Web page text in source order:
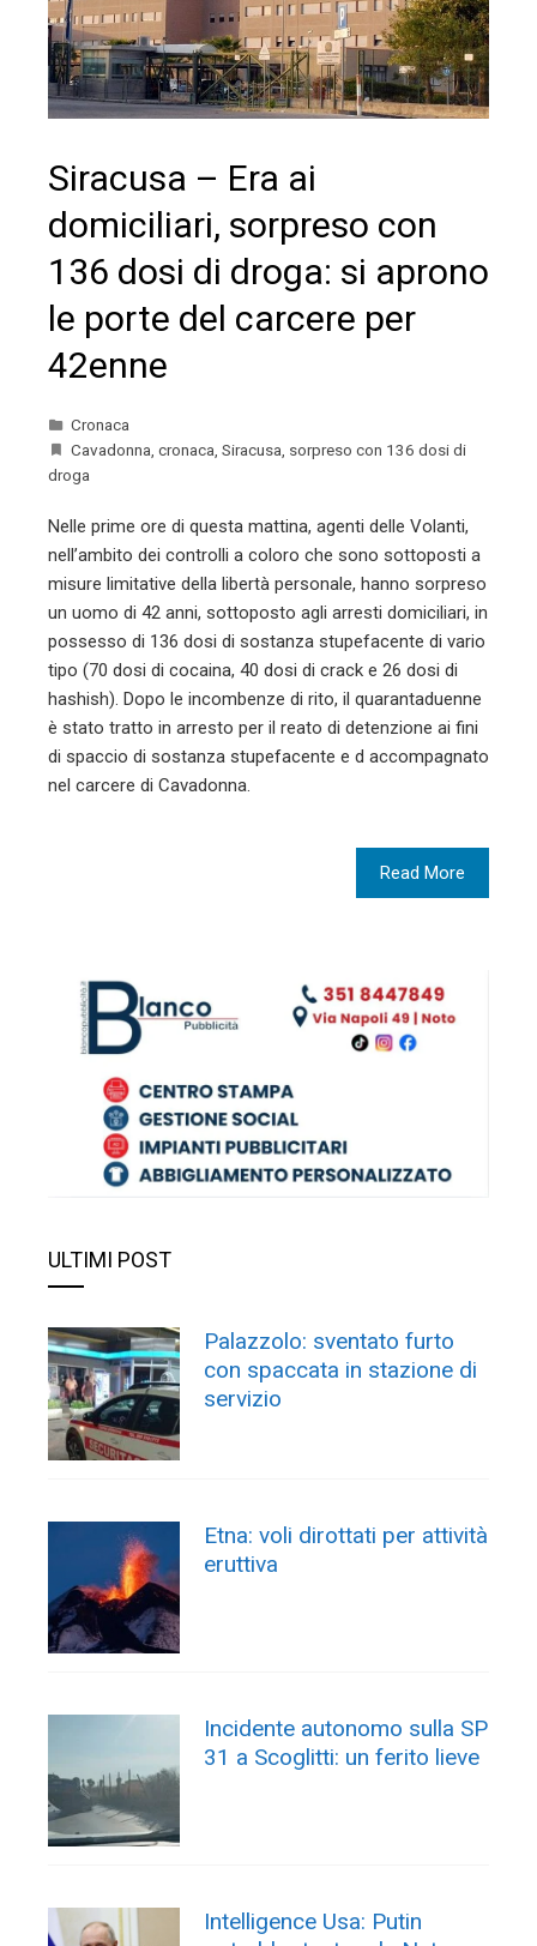
Siracusa – Era ai
domiciliari, sorpreso con
136 dosi di droga: si aprono
le porte del carcere per
42enne
Cronaca
Cavadonna, cronaca, Siracusa, sorpreso con 136 dosi di
droga
Nelle prime ore di questa mattina, agenti delle Volanti,
nell’ambito dei controlli a coloro che sono sottoposti a
misure limitative della libertà personale, hanno sorpreso
un uomo di 42 anni, sottoposto agli arresti domiciliari, in
possesso di 136 dosi di sostanza stupefacente di vario
tipo (70 dosi di cocaina, 40 dosi di crack e 26 dosi di
hashish). Dopo le incombenze di rito, il quarantaduenne
è stato tratto in arresto per il reato di detenzione ai fini
di spaccio di sostanza stupefacente e d accompagnato
nel carcere di Cavadonna.
Read More
ULTIMI POST
Palazzolo: sventato furto
con spaccata in stazione di
servizio
Etna: voli dirottati per attività
eruttiva
Incidente autonomo sulla SP
31 a Scoglitti: un ferito lieve
Intelligence Usa: Putin